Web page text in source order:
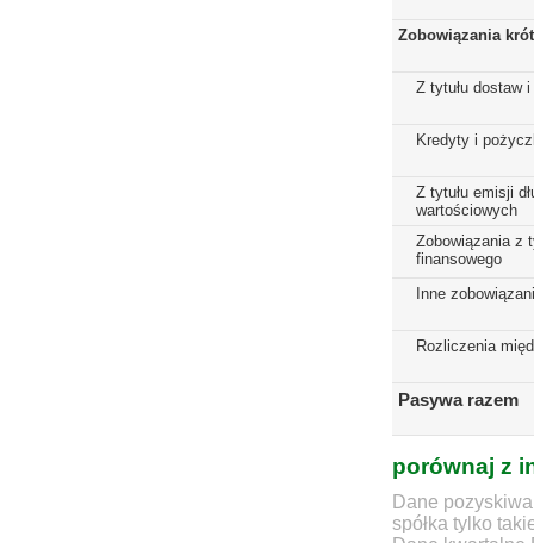
Zobowiązania
Z tytułu dostaw i
Kredyty i
Z tytułu emisji
wartościowych
Zobowiązania z
finansowego
Inne
Rozliczenia
Pasywa razem
porównaj z
Dane
spółka tylko